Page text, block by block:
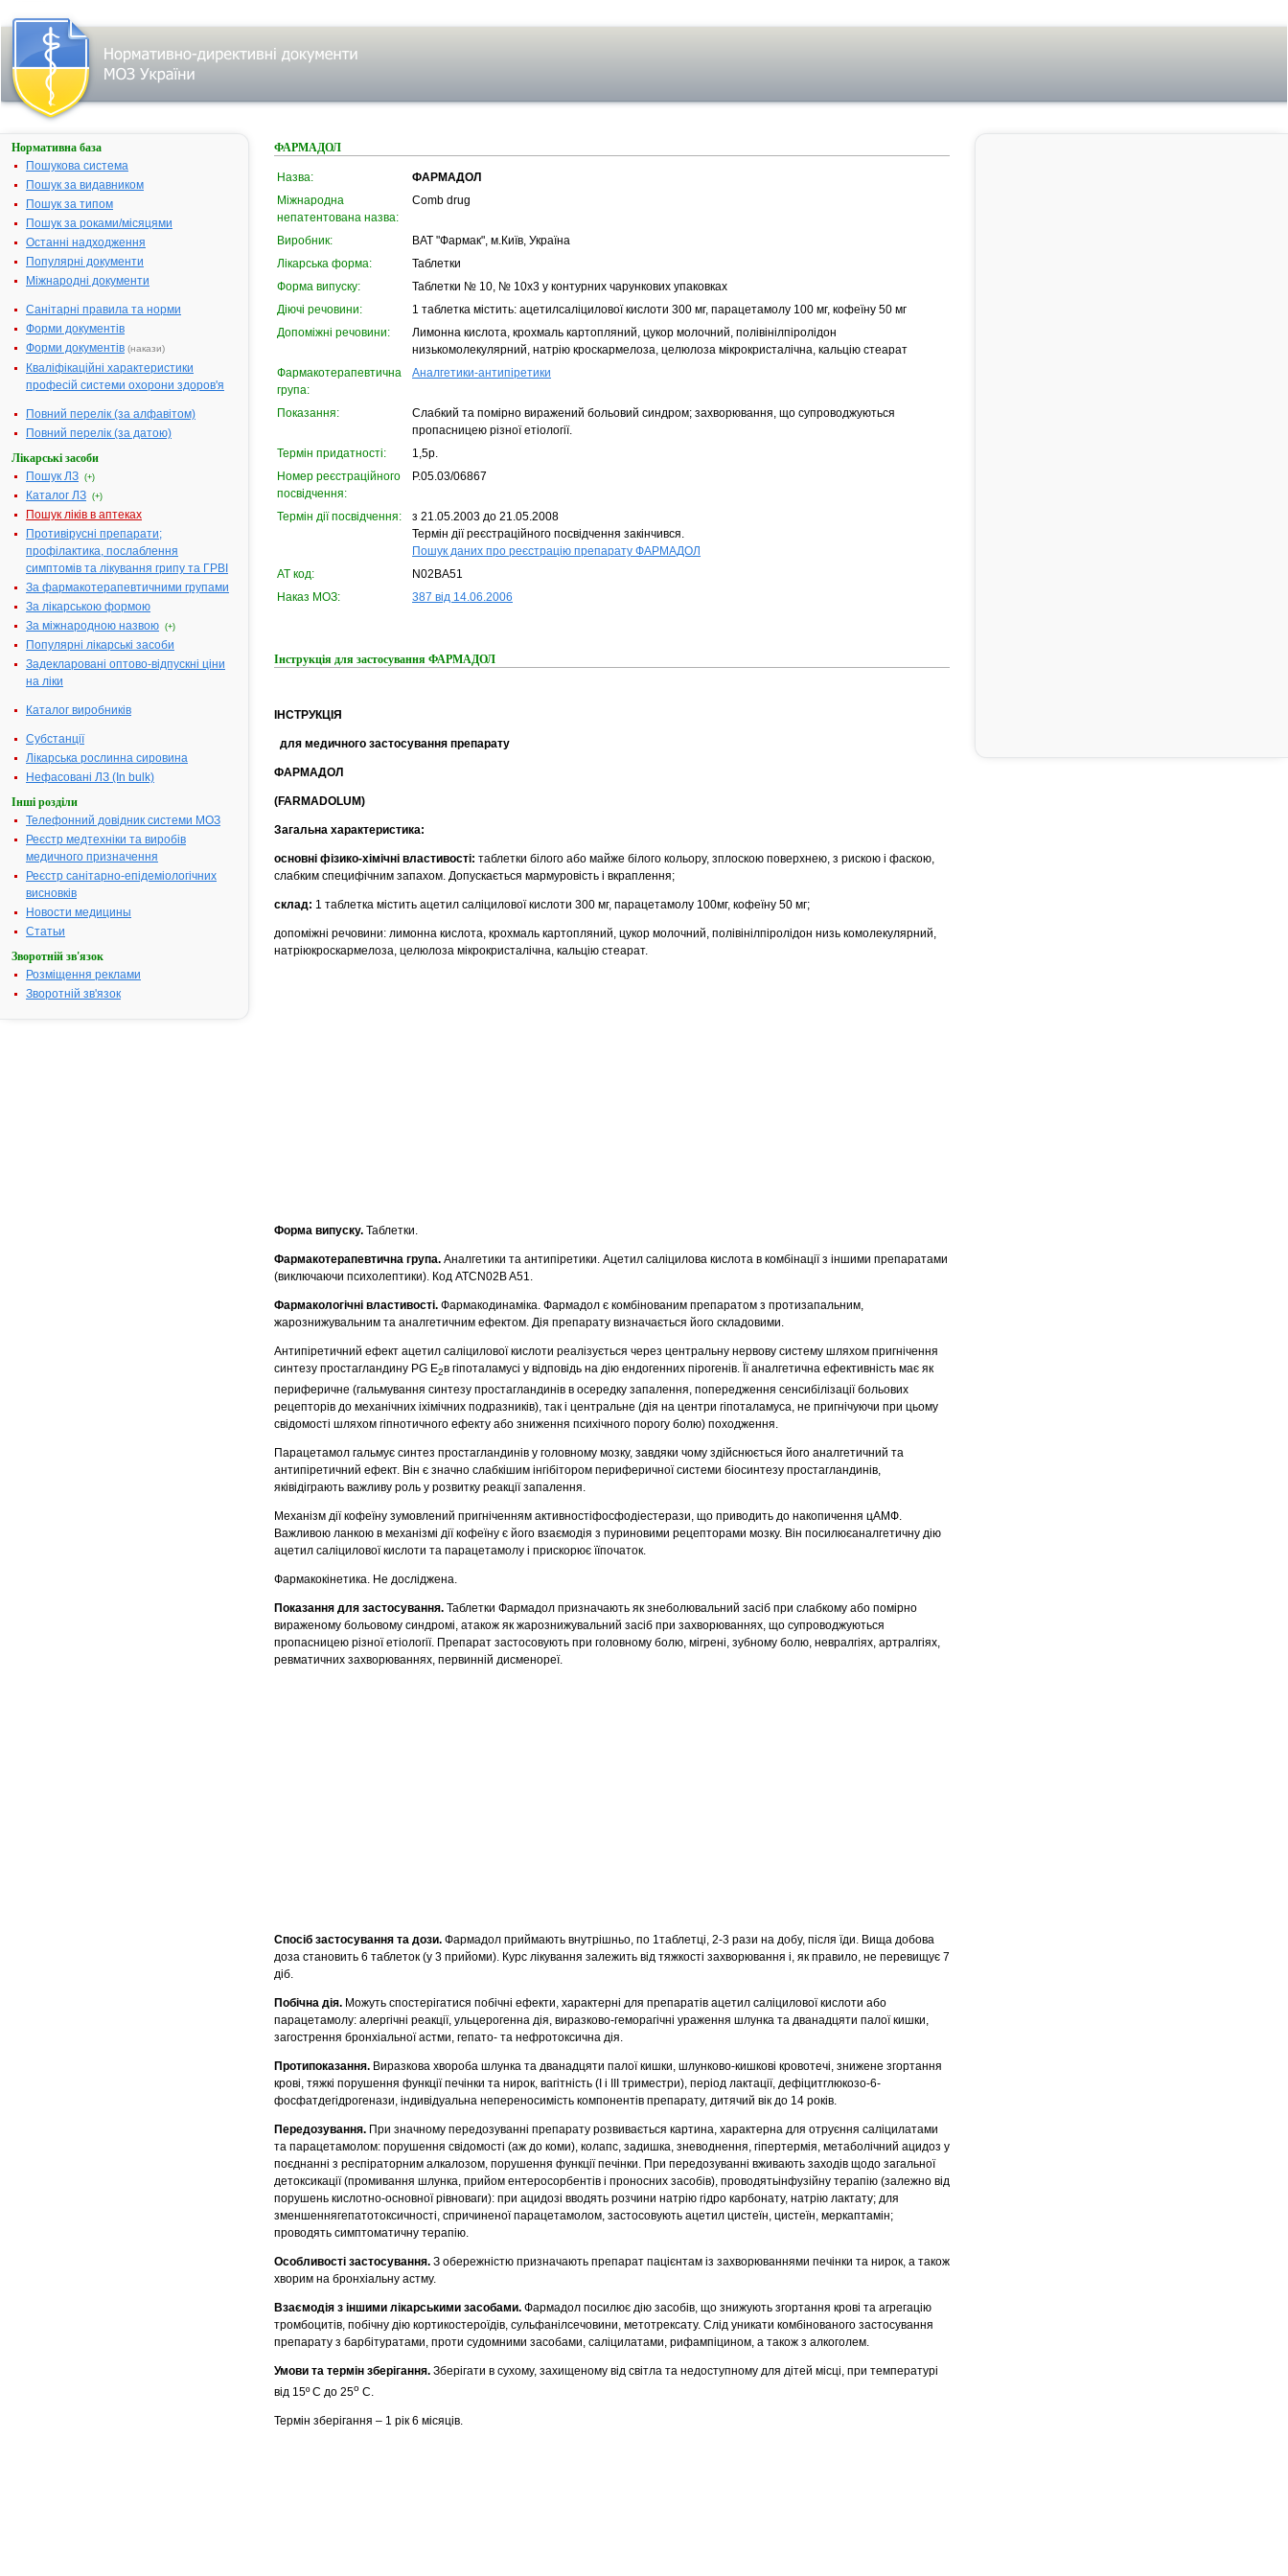
Нормативна база
Пошукова система
Пошук за видавником
Пошук за типом
Пошук за роками/місяцями
Останні надходження
Популярні документи
Міжнародні документи
Санітарні правила та норми
Форми документів
Форми документів (накази)
Кваліфікаційні характеристики
професій системи охорони здоров'я
Повний перелік (за алфавітом)
Повний перелік (за датою)
Лікарські засоби
Пошук ЛЗ (+)
Каталог ЛЗ (+)
Пошук ліків в аптеках
Противірусні препарати;
профілактика, послаблення
симптомів та лікування грипу та ГРВІ
За фармакотерапевтичними групами
За лікарською формою
За міжнародною назвою (+)
Популярні лікарські засоби
Задекларовані оптово-відпускні ціни
на ліки
Каталог виробників
Субстанції
Лікарська рослинна сировина
Нефасовані ЛЗ (In bulk)
Інші розділи
Телефонний довідник системи МОЗ
Реєстр медтехніки та виробів
медичного призначення
Реєстр санітарно-епідеміологічних
висновків
Новости медицины
Статьи
Зворотній зв'язок
Розміщення реклами
Зворотній зв'язок
ФАРМАДОЛ
Назва:
ФАРМАДОЛ
Міжнародна
непатентована назва:
Comb drug
Виробник:
ВАТ "Фармак", м.Київ, Україна
Лікарська форма:
Таблетки
Форма випуску:
Таблетки № 10, № 10х3 у контурних чарункових упаковках
Діючі речовини:
1 таблетка містить: ацетилсаліцилової кислоти 300 мг, парацетамолу 100 мг, кофеїну 50 мг
Допоміжні речовини:
Лимонна кислота, крохмаль картопляний, цукор молочний, полівінілпіролідон
низькомолекулярний, натрію кроскармелоза, целюлоза мікрокристалічна, кальцію стеарат
Фармакотерапевтична
група:
Аналгетики-антипіретики
Показання:
Слабкий та помірно виражений больовий синдром; захворювання, що супроводжуються
пропасницею різної етіології.
Термін придатності:
1,5р.
Номер реєстраційного
посвідчення:
Р.05.03/06867
Термін дії посвідчення:
з 21.05.2003 до 21.05.2008
Термін дії реєстраційного посвідчення закінчився.
Пошук даних про реєстрацію препарату ФАРМАДОЛ
АТ код:
N02BA51
Наказ МОЗ:
387 від 14.06.2006
Інструкція для застосування ФАРМАДОЛ
ІНСТРУКЦІЯ
для медичного застосування препарату
ФАРМАДОЛ
(FARMADOLUM)
Загальна характеристика:
основні фізико-хімічні властивості: таблетки білого або майже білого кольору, зплоскою поверхнею, з рискою і фаскою,
слабким специфічним запахом. Допускається мармуровість і вкраплення;
склад: 1 таблетка містить ацетил саліцилової кислоти 300 мг, парацетамолу 100мг, кофеїну 50 мг;
допоміжні речовини: лимонна кислота, крохмаль картопляний, цукор молочний, полівінілпіролідон низь комолекулярний,
натріюкроскармелоза, целюлоза мікрокристалічна, кальцію стеарат.
Форма випуску. Таблетки.
Фармакотерапевтична група. Аналгетики та антипіретики. Ацетил саліцилова кислота в комбінації з іншими препаратами
(виключаючи психолептики). Код ATCN02B A51.
Фармакологічні властивості. Фармакодинаміка. Фармадол є комбінованим препаратом з протизапальним,
жарознижувальним та аналгетичним ефектом. Дія препарату визначається його складовими.
Антипіретичний ефект ацетил саліцилової кислоти реалізується через центральну нервову систему шляхом пригнічення
синтезу простагландину PG E2в гіпоталамусі у відповідь на дію ендогенних пірогенів. Її аналгетична ефективність має як
периферичне (гальмування синтезу простагландинів в осередку запалення, попередження сенсибілізації больових
рецепторів до механічних іхімічних подразників), так і центральне (дія на центри гіпоталамуса, не пригнічуючи при цьому
свідомості шляхом гіпнотичного ефекту або зниження психічного порогу болю) походження.
Парацетамол гальмує синтез простагландинів у головному мозку, завдяки чому здійснюється його аналгетичний та
антипіретичний ефект. Він є значно слабкішим інгібітором периферичної системи біосинтезу простагландинів,
яківідіграють важливу роль у розвитку реакції запалення.
Механізм дії кофеїну зумовлений пригніченням активностіфосфодіестерази, що приводить до накопичення цАМФ.
Важливою ланкою в механізмі дії кофеїну є його взаємодія з пуриновими рецепторами мозку. Він посилюєаналгетичну дію
ацетил саліцилової кислоти та парацетамолу і прискорює їїпочаток.
Фармакокінетика. Не досліджена.
Показання для застосування. Таблетки Фармадол призначають як знеболювальний засіб при слабкому або помірно
вираженому больовому синдромі, атакож як жарознижувальний засіб при захворюваннях, що супроводжуються
пропасницею різної етіології. Препарат застосовують при головному болю, мігрені, зубному болю, невралгіях, артралгіях,
ревматичних захворюваннях, первинній дисменореї.
Спосіб застосування та дози. Фармадол приймають внутрішньо, по 1таблетці, 2-3 рази на добу, після їди. Вища добова
доза становить 6 таблеток (у 3 прийоми). Курс лікування залежить від тяжкості захворювання і, як правило, не перевищує 7
діб.
Побічна дія. Можуть спостерігатися побічні ефекти, характерні для препаратів ацетил саліцилової кислоти або
парацетамолу: алергічні реакції, ульцерогенна дія, виразково-геморагічні ураження шлунка та дванадцяти палої кишки,
загострення бронхіальної астми, гепато- та нефротоксична дія.
Протипоказання. Виразкова хвороба шлунка та дванадцяти палої кишки, шлунково-кишкові кровотечі, знижене згортання
крові, тяжкі порушення функції печінки та нирок, вагітність (І і ІІІ триместри), період лактації, дефіцитглюкозо-6-
фосфатдегідрогенази, індивідуальна непереносимість компонентів препарату, дитячий вік до 14 років.
Передозування. При значному передозуванні препарату розвивається картина, характерна для отруєння саліцилатами
та парацетамолом: порушення свідомості (аж до коми), колапс, задишка, зневоднення, гіпертермія, метаболічний ацидоз у
поєднанні з респіраторним алкалозом, порушення функції печінки. При передозуванні вживають заходів щодо загальної
детоксикації (промивання шлунка, прийом ентеросорбентів і проносних засобів), проводятьінфузійну терапію (залежно від
порушень кислотно-основної рівноваги): при ацидозі вводять розчини натрію гідро карбонату, натрію лактату; для
зменшеннягепатотоксичності, спричиненої парацетамолом, застосовують ацетил цистеїн, цистеїн, меркаптамін;
проводять симптоматичну терапію.
Особливості застосування. З обережністю призначають препарат пацієнтам із захворюваннями печінки та нирок, а також
хворим на бронхіальну астму.
Взаємодія з іншими лікарськими засобами. Фармадол посилює дію засобів, що знижують згортання крові та агрегацію
тромбоцитів, побічну дію кортикостероїдів, сульфанілсечовини, метотрексату. Слід уникати комбінованого застосування
препарату з барбітуратами, проти судомними засобами, саліцилатами, рифампіцином, а також з алкоголем.
Умови та термін зберігання. Зберігати в сухому, захищеному від світла та недоступному для дітей місці, при температурі
від 15º С до 25о С.
Термін зберігання – 1 рік 6 місяців.